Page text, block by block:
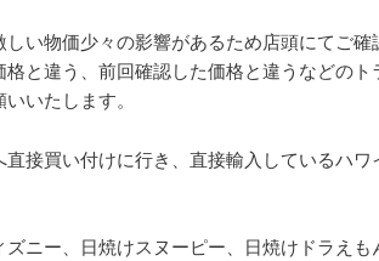
い物価少々の影響があるため店頭にてご確
と違う、前回確認した価格と違うなどのト
いたします。
接買い付けに行き、直接輸入しているハワ
ニー、日焼けスヌーピー、日焼けドラえも